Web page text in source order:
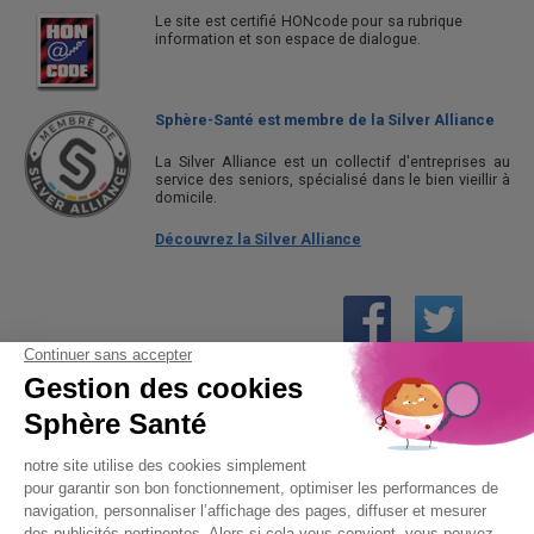
Le site est certifié HONcode pour sa rubrique
information et son espace de dialogue.
Sphère-Santé est membre de la Silver Alliance
La Silver Alliance est un collectif d'entreprises au
service des seniors, spécialisé dans le bien vieillir à
domicile.
Découvrez la Silver Alliance
01 61 30 15 94
(prix d’un appel local)
CONTACTEZ-NOUS
SPHÈRE-SANTÉ © 2026